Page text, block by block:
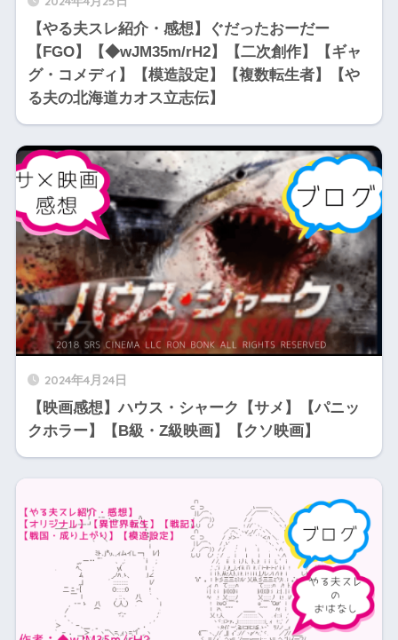
【やる夫スレ紹介・感想】ぐだったおーだー
【FGO】【◆wJM35m/rH2】【二次創作】【ギャ
グ・コメディ】【模造設定】【複数転生者】【や
る夫の北海道カオス立志伝】
2024年4月24日
【映画感想】ハウス・シャーク【サメ】【パニッ
クホラー】【B級・Z級映画】【クソ映画】